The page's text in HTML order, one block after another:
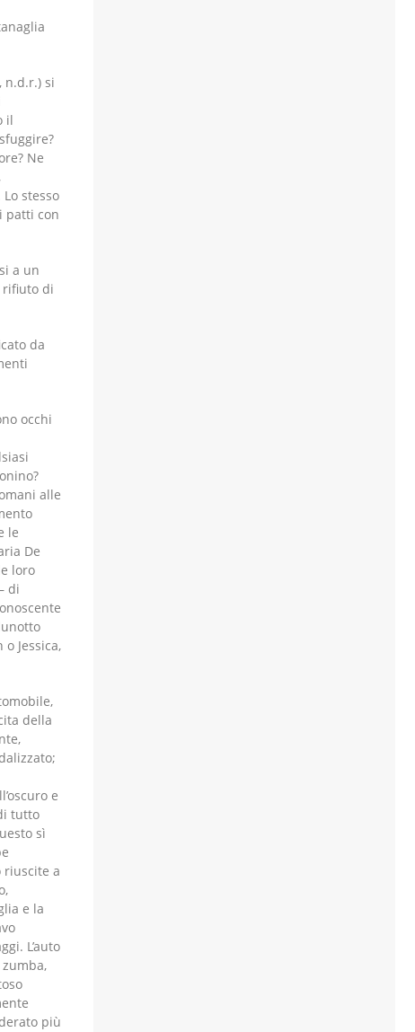
n.d.r.) si
il
Ne
stesso
patti con
a un
rifiuto di
da
occhi
alle
le
De
loro
di
Jessica,
della
e
tutto
sì
riuscite a
e la
L’auto
più